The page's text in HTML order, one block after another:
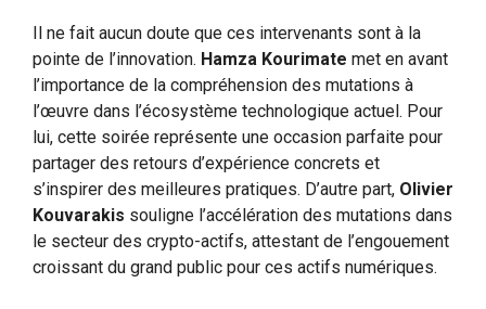
Il ne fait aucun doute que ces intervenants sont à la
pointe de l’innovation. Hamza Kourimate met en avant
l’importance de la compréhension des mutations à
l’œuvre dans l’écosystème technologique actuel. Pour
lui, cette soirée représente une occasion parfaite pour
partager des retours d’expérience concrets et
s’inspirer des meilleures pratiques. D’autre part, Olivier
Kouvarakis souligne l’accélération des mutations dans
le secteur des crypto-actifs, attestant de l’engouement
croissant du grand public pour ces actifs numériques.